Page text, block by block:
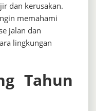
dan kerusakan.
memahami
jalan dan
lingkungan
Tahun